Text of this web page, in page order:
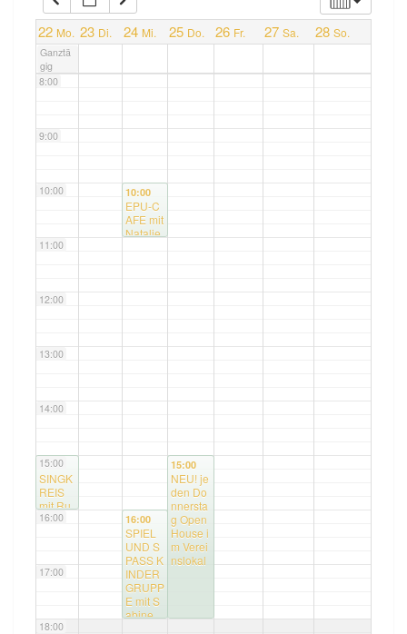
22 Mo. 23 Di. 24 Mi. 25 Do. 26 Fr. 27 Sa. 28 So.
Ganztä
gig
7:00
8:00
9:00
10:00
11:00
12:00
13:00
14:00
15:00
16:00
17:00
18:00
15:00
SINGK
REIS
mit Ru
dolf
10:00
EPU-C
AFE mit
Natalie
16:00
SPIEL
UND S
PASS K
INDER
GRUPP
E mit S
abine
15:00
NEU! je
den Do
nnersta
g Open
House i
m Verei
nslokal